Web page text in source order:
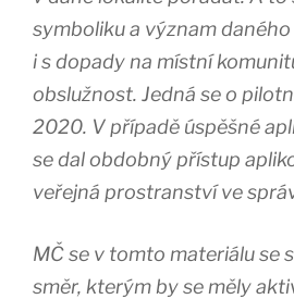
symboliku a význam
i s dopady na místní
obslužnost. Jedná se o
2020. V případě úspěšné
se dal obdobný přístup
veřejná prostranství ve
MČ se v tomto materiálu se
směr, kterým by se měly